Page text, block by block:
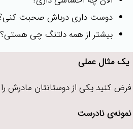
دوست داری درباش صحبت
بیشتر از همه دلتنگ چی هستی؟
یک مثال عملی
فرض کنید یکی از دوستانتان مادرش
نمونه‌ی نادرست